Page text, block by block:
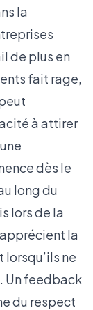
la
de plus en
fait rage,
à attirer
dès le
long du
lors de la
la
lorsqu’ils ne
Un feedback
du respect